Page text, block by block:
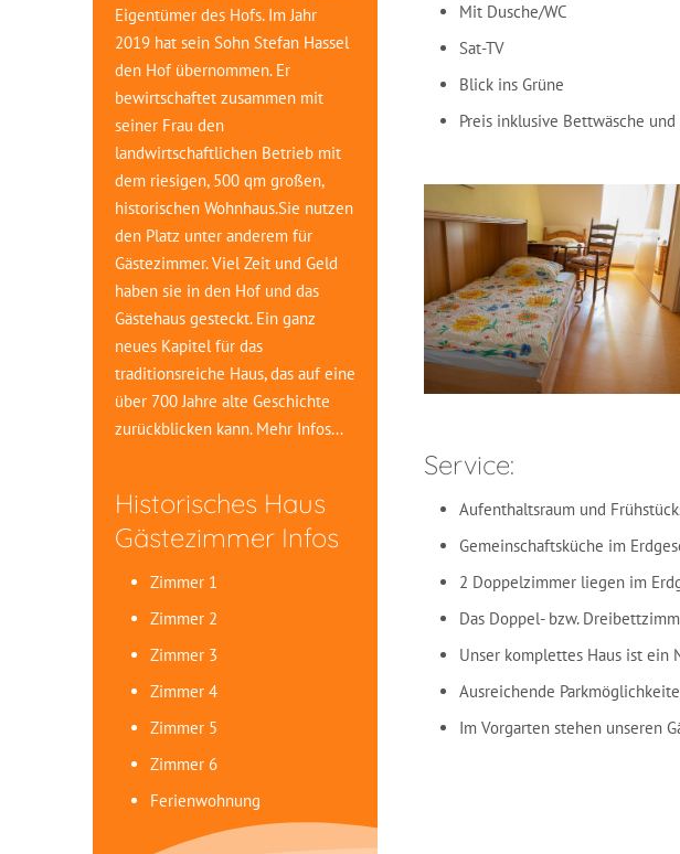
Eigentümer des Hofs. Im Jahr
2019 hat sein Sohn Stefan Hassel
den Hof übernommen. Er
bewirtschaftet zusammen mit
seiner Frau den
landwirtschaftlichen Betrieb mit
dem riesigen, 500 qm großen,
historischen Wohnhaus.Sie nutzen
den Platz unter anderem für
Gästezimmer. Viel Zeit und Geld
haben sie in den Hof und das
Gästehaus gesteckt. Ein ganz
neues Kapitel für das
traditionsreiche Haus, das auf eine
über 700 Jahre alte Geschichte
zurückblicken kann.Mehr Infos...
Historisches Haus
Gästezimmer Infos
Zimmer 1
Zimmer 2
Zimmer 3
Zimmer 4
Zimmer 5
Zimmer 6
Ferienwohnung
Mit Dusche/WC
Sat-TV
Blick ins Grüne
Preis inklusive Bettwäsche
Service:
Aufenthaltsraum und
Gemeinschaftsküche im
2 Doppelzimmer liegen im
Das Doppel- bzw.
Unser komplettes Haus ist ein
Ausreichende
Im Vorgarten stehen unseren